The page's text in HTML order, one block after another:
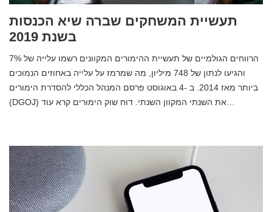
תעשיית המשחקים שברה שיא הכנסות
בשנת 2019
הרווחים הגולמיים של תעשיית ההימורים המקוונים רשמו עלייה של 7%
והגיעו לנתון של 748 מיליון, מה שמרמז על עלייה באחוזים הנמוכים
ביותר מאז 2014. ב -4 באוגוסט פרסם המנהל הכללי להסדרת הימורים